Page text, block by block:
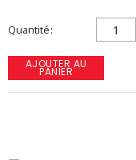
Quantité
AJOUTER AU
PANIER